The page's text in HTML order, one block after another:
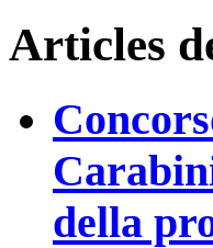
Articles
della